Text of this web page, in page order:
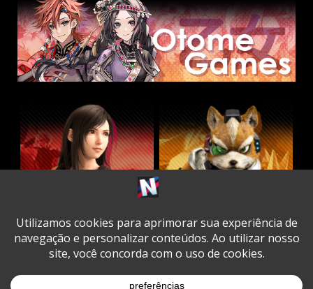
TwitterFacebook
Instagram
YoutubeSpotifyCookie